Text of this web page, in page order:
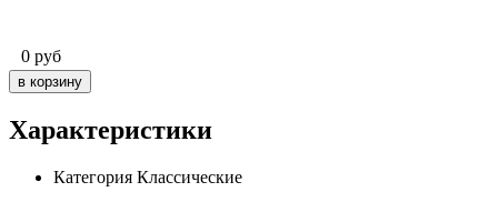
0 руб
Характеристики
Категория Классические